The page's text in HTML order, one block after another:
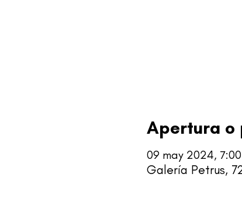
Apertura o
09 may 2024,
Galería Petrus,